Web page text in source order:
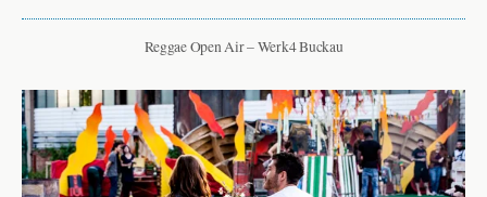
Reggae Open Air – Werk4 Buckau